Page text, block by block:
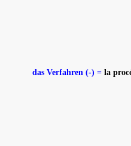
das Verfahren (-) = la